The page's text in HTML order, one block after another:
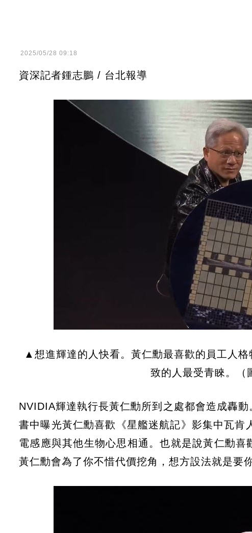
2025/05/28 09:18
資深記者鍾志鵬 / 台北報導
▲想進輝達的人快看。黃仁勳最喜歡的員工人
致的人最受青睞。（
NVIDIA輝達執行長黃仁勳所到之處都會造成轟
書中曝光黃仁勳喜歡《星艦迷航記》影集中瓦
電感應與其他生物心思相通。也就是說黃仁勳
黃仁勳會為了你不惜代價挖角，想方設法就是要你